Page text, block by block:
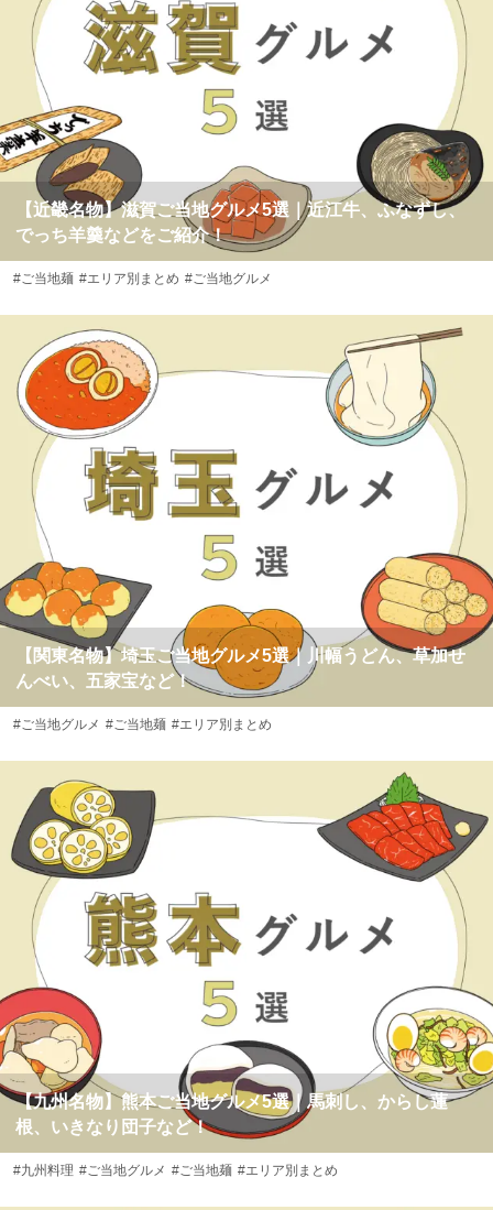
【近畿名物】滋賀ご当地グルメ5選｜近江牛、ふなずし、
でっち羊羹などをご紹介！
#ご当地麺 #エリア別まとめ #ご当地グルメ
【関東名物】埼玉ご当地グルメ5選｜川幅うどん、草加せ
んべい、五家宝など！
#ご当地グルメ #ご当地麺 #エリア別まとめ
【九州名物】熊本ご当地グルメ5選｜馬刺し、からし蓮
根、いきなり団子など！
#九州料理 #ご当地グルメ #ご当地麺 #エリア別まとめ